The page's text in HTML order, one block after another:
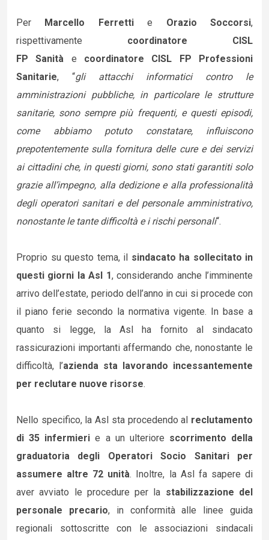
Per Marcello Ferrettie Orazio Soccorsi,
rispettivamente coordinatore CISL
FP
Sanità e coordinatore CISL FP Professioni
Sanitarie, “gli attacchi informatici contro le
amministrazioni pubbliche, in particolare le strutture
sanitarie, sono sempre più frequenti, e questi episodi,
come abbiamo potuto constatare, influiscono
prepotentemente sulla fornitura delle cure e dei servizi
ai cittadini che, in questi giorni, sono stati garantiti solo
grazie all’impegno, alla dedizione e alla professionalità
degli operatori sanitari e del personale amministrativo,
nonostante le tante difficoltà e i rischi personali“.
Proprio su questo tema, il sindacato ha sollecitato in
questi giorni la Asl 1, considerando anche l’imminente
arrivo dell’estate, periodo dell’anno in cui si procede con
il piano ferie secondo la normativa vigente. In base a
quanto si legge, la Asl ha fornito al sindacato
rassicurazioni importanti affermando che, nonostante le
difficoltà, l’azienda sta lavorando incessantemente
per reclutare nuove risorse.
Nello specifico, la Asl sta procedendo al reclutamento
di 35 infermieri e a un ulteriore scorrimento della
graduatoria degli Operatori Socio Sanitari per
assumere altre 72 unità. Inoltre, la Asl fa sapere di
aver avviato le procedure per la stabilizzazione del
personale precario, in conformità alle linee guida
regionali sottoscritte con le associazioni sindacali